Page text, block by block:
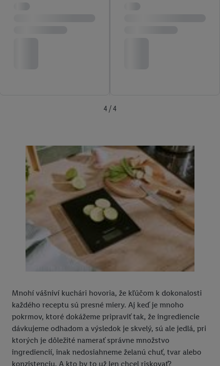
4 / 4
Mnohí vášniví kuchári hovoria, že kľúčom k dokonalosti
každého receptu sú presné miery. Aj keď je mnoho
pokrmov, ktoré dokážeme pripraviť tak, že ingrediencie
dávkujeme odhadom a výsledok je skvelý, sú ale jedlá, pri
ktorých je dôležité namerať správne množstvo
ingrediencií, inak nedosiahneme želanú chuť, tvar alebo
konzistenciu. A kto by to už len chcel riskovať?